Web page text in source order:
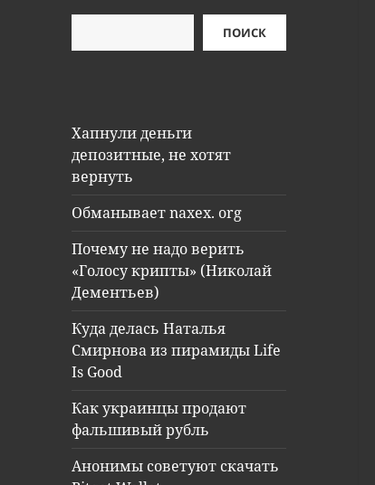
ПОИСК
Хапнули деньги
депозитные, не хотят
вернуть
Обманывает naxex. org
Почему не надо верить
«Голосу крипты» (Николай
Дементьев)
Куда делась Наталья
Смирнова из пирамиды Life
Is Good
Как украинцы продают
фальшивый рубль
Анонимы советуют скачать